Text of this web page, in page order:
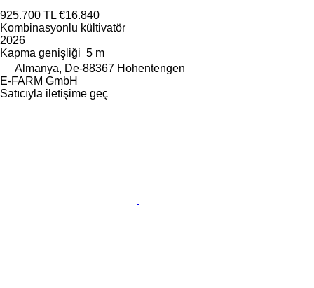
925.700 TL €16.840
Kombinasyonlu kültivatör
2026
Kapma genişliği 5 m
Almanya, De-88367 Hohentengen
E-FARM GmbH
Satıcıyla iletişime geç